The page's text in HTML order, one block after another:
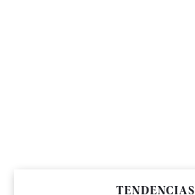
TENDENCIAS